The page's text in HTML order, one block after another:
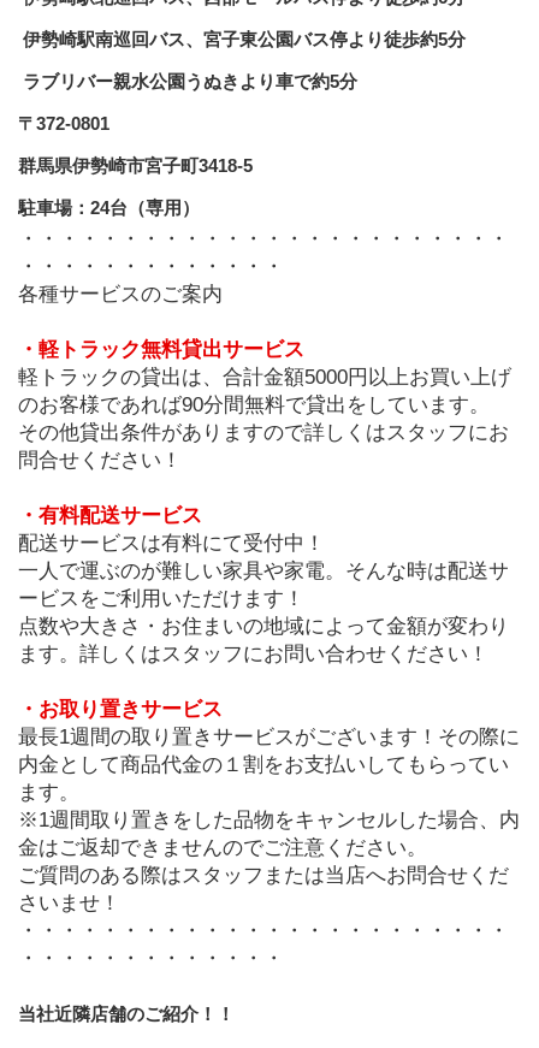
伊勢崎駅南巡回バス、宮子東公園バス停より徒歩約5分
ラブリバー親水公園うぬきより車で約5分
〒372-0801
群馬県伊勢崎市宮子町3418-5
駐車場：24台（専用）
・・・・・・・・・・・・・・・・・・・・・・・・
・・・・・・・・・・・・・
各種サービスのご案内
・軽トラック無料貸出サービス
軽トラックの貸出は、合計金額5000円以上お買い上げ
のお客様であれば90分間無料で貸出をしています。
その他貸出条件がありますので詳しくはスタッフにお
問合せください！
・有料配送サービス
配送サービスは有料にて受付中！
一人で運ぶのが難しい家具や家電。そんな時は配送サ
ービスをご利用いただけます！
点数や大きさ・お住まいの地域によって金額が変わり
ます。詳しくはスタッフにお問い合わせください！
・お取り置きサービス
最長1週間の取り置きサービスがございます！その際に
内金として商品代金の１割をお支払いしてもらってい
ます。
※1週間取り置きをした品物をキャンセルした場合、内
金はご返却できませんのでご注意ください。
ご質問のある際はスタッフまたは当店へお問合せくだ
さいませ！
・・・・・・・・・・・・・・・・・・・・・・・・
・・・・・・・・・・・・・
当社近隣店舗のご紹介！！